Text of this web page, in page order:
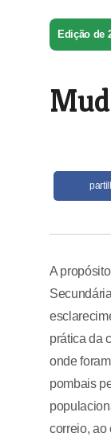
Edição de
A
prática da
onde
pombais
correio, ao